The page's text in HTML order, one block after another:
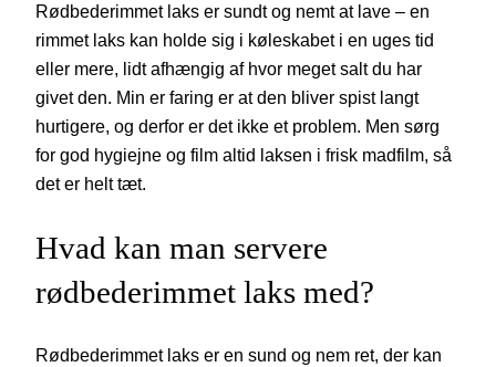
Rødbederimmet laks er sundt og nemt at lave – en
rimmet laks kan holde sig i køleskabet i en uges tid
eller mere, lidt afhængig af hvor meget salt du har
givet den. Min er faring er at den bliver spist langt
hurtigere, og derfor er det ikke et problem. Men sørg
for god hygiejne og film altid laksen i frisk madfilm, så
det er helt tæt.
Hvad kan man servere
rødbederimmet laks med?
Rødbederimmet laks er en sund og nem ret, der kan